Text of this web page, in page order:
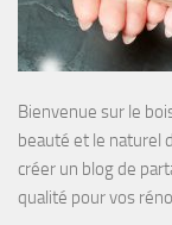
Bienvenue sur le
beauté et le naturel
créer un blog de
qualité pour vos